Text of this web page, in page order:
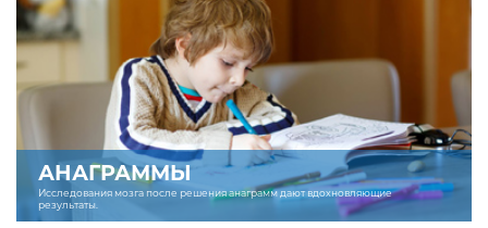
АНАГРАММЫ
Исследования мозга после решения анаграмм дают вдохновляющие
результаты.